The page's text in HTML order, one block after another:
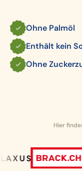
Ohne Palmöl
Enthält kein
Ohne
Hier